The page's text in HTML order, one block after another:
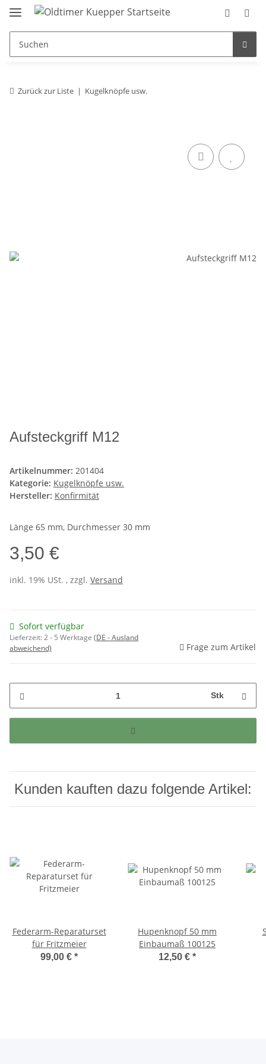
Zurück zur Liste Kugelknöpfe usw.
Aufsteckgriff M12
Artikelnummer: 201404
Kategorie: Kugelknöpfe usw.
Hersteller: Konfirmität
Länge 65 mm, Durchmesser 30 mm
3,50 €
inkl. 19% USt. , zzgl. Versand
Sofort verfügbar
Lieferzeit:2 - 5 Werktage (DE - Ausland
abweichend)
Frage zum Artikel
Stk
Kunden kauften dazu folgende Artikel:
Federarm-Reparaturset
für Fritzmeier
99,00 € *
Hupenknopf 50 mm
Einbaumaß 100125
12,50 € *